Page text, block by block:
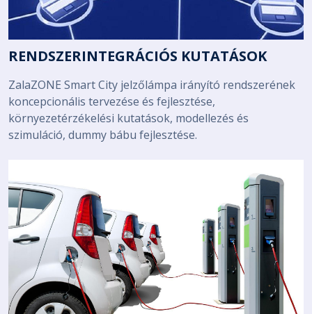
RENDSZERINTEGRÁCIÓS KUTATÁSOK
ZalaZONE Smart City jelzőlámpa irányító rendszerének
koncepcionális tervezése és fejlesztése,
környezetérzékelési kutatások, modellezés és
szimuláció, dummy bábu fejlesztése.